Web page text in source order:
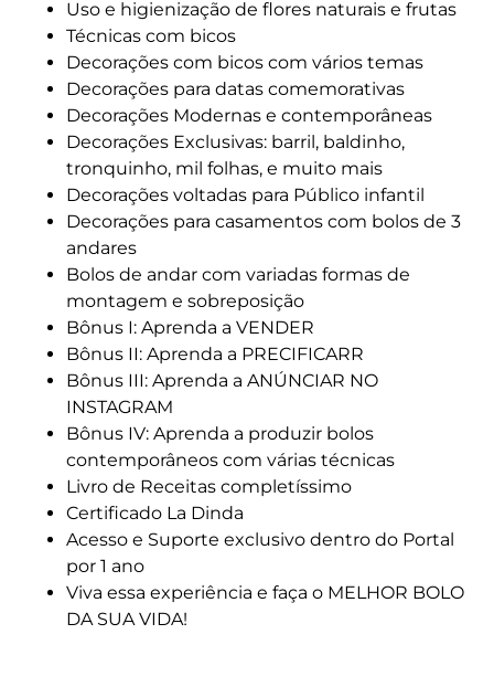
Uso e higienização de flores naturais e frutas
Técnicas com bicos
Decorações com bicos com vários temas
Decorações para datas comemorativas
Decorações Modernas e contemporâneas
Decorações Exclusivas: barril, baldinho,
tronquinho, mil folhas, e muito mais
Decorações voltadas para Público infantil
Decorações para casamentos com bolos de 3
andares
Bolos de andar com variadas formas de
montagem e sobreposição
Bônus I: Aprenda a VENDER
Bônus II: Aprenda a PRECIFICARR
Bônus III: Aprenda a ANÚNCIAR NO
INSTAGRAM
Bônus IV: Aprenda a produzir bolos
contemporâneos com várias técnicas
Livro de Receitas completíssimo
Certificado La Dinda
Acesso e Suporte exclusivo dentro do Portal
por 1 ano
Viva essa experiência e faça o MELHOR BOLO
DA SUA VIDA!